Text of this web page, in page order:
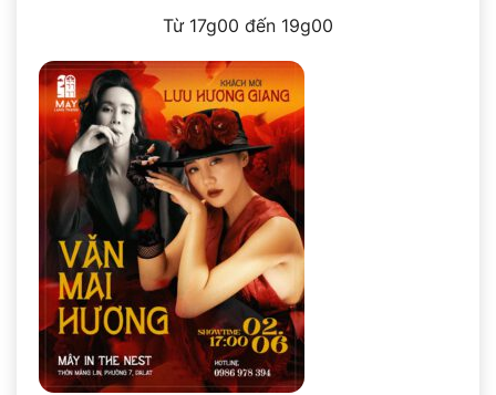
Từ 17g00 đến 19g00